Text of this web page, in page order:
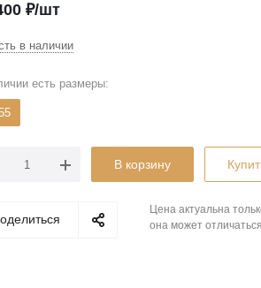
₽/шт
в наличии
есть размеры:
В корзину
Цена актуальна
она может